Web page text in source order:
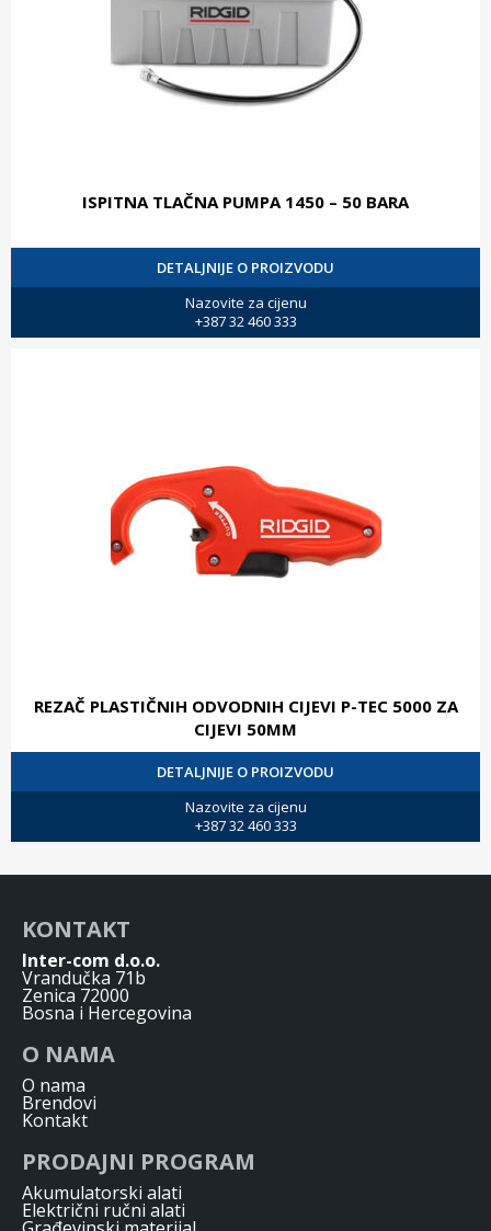
ISPITNA TLAČNA PUMPA 1450 – 50 BARA
DETALJNIJE O PROIZVODU
Nazovite za cijenu
+387 32 460 333
REZAČ PLASTIČNIH ODVODNIH CIJEVI P-TEC 5000 ZA
CIJEVI 50MM
DETALJNIJE O PROIZVODU
Nazovite za cijenu
+387 32 460 333
KONTAKT
Inter-com d.o.o.
Vrandučka 71b
Zenica 72000
Bosna i Hercegovina
O NAMA
O nama
Brendovi
Kontakt
PRODAJNI PROGRAM
Akumulatorski alati
Električni ručni alati